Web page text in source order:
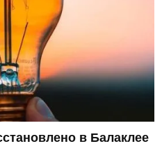
в Балаклее